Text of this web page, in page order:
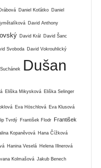
Daniel Koťátko Daniel
David Anthony
David Král David Šanc
Svoboda David Vokrouhlický
Dušan
Eliška Mikysková Eliška Selinger
Eva Höschlová Eva Klusová
Tvrdý František Flodr František
Kopaněvová Hana Čížková
Hanina Veselá Helena Illnerová
Ivana Kolmašová Jakub Benech